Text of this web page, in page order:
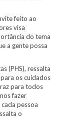
feito ao
visa
do tema
a gente possa
(PHS), ressalta
os cuidados
para todos
fazer
pessoa
o